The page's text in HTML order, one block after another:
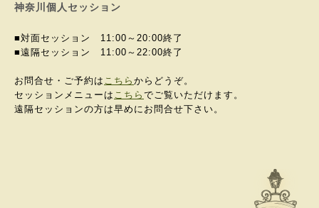
神奈川個人セッション
■対面セッション 11:00～20:00終了
■遠隔セッション 11:00～ 22:00終了
お問合せ・ご予約は こちら からどうぞ。
セッションメニューは こちら でご覧いただけます。
遠隔セッションの方は早めにお問合せ下さい。